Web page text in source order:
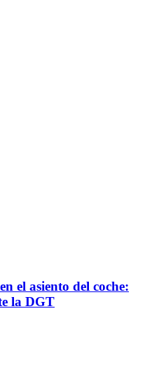
el asiento del coche:
la DGT